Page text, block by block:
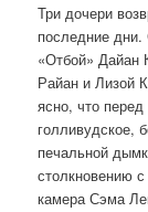
Три дочери
последние
«Отбой» Дайан
Райан и Лизой
ясно, что
голливудское,
печальной
столкновению
камера Сэма